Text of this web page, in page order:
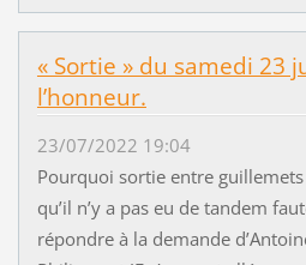
« Sortie » du samedi 23
l’honneur.
23/07/2022 19:04
Pourquoi sortie entre
qu’il n’y a pas eu de tandem
répondre à la demande